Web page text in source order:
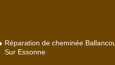
Réparation de cheminée
Sur Essonne